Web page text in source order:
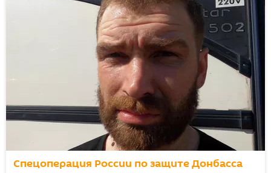
Спецоперация России по защите Донбасса